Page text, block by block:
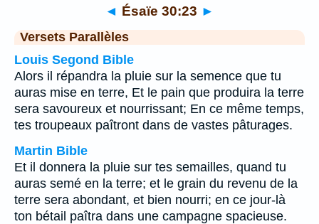
◄ Ésaïe 30:23 ►
Versets Parallèles
Louis Segond Bible
Alors il répandra la pluie sur la semence que tu
auras mise en terre, Et le pain que produira la terre
sera savoureux et nourrissant; En ce même temps,
tes troupeaux paîtront dans de vastes pâturages.
Martin Bible
Et il donnera la pluie sur tes semailles, quand tu
auras semé en la terre; et le grain du revenu de la
terre sera abondant, et bien nourri; en ce jour-là
ton bétail paîtra dans une campagne spacieuse.